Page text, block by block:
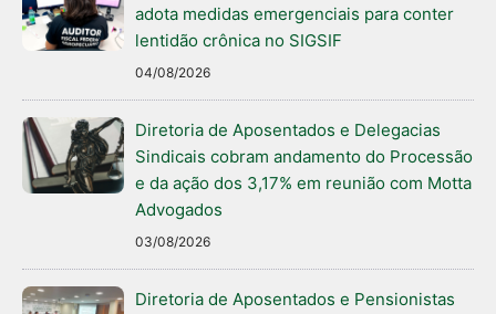
adota medidas emergenciais para conter
lentidão crônica no SIGSIF
04/08/2026
Diretoria de Aposentados e Delegacias
Sindicais cobram andamento do Processão
e da ação dos 3,17% em reunião com Motta
Advogados
03/08/2026
Diretoria de Aposentados e Pensionistas